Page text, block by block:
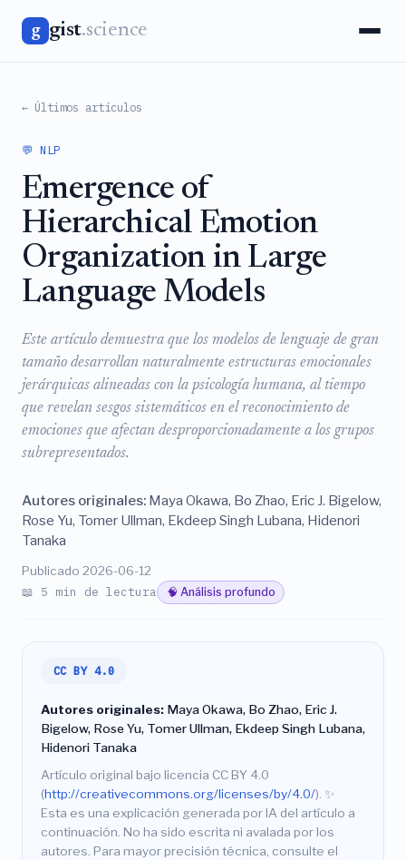
g gist.science
← Últimos artículos
💬 NLP
Emergence of
Hierarchical Emotion
Organization in Large
Language Models
Este artículo demuestra que los modelos de lenguaje de gran
tamaño desarrollan naturalmente estructuras emocionales
jerárquicas alineadas con la psicología humana, al tiempo
que revelan sesgos sistemáticos en el reconocimiento de
emociones que afectan desproporcionadamente a los grupos
subrepresentados.
Autores originales: Maya Okawa, Bo Zhao, Eric J. Bigelow,
Rose Yu, Tomer Ullman, Ekdeep Singh Lubana, Hidenori
Tanaka
Publicado 2026-06-12
📖 5 min de lectura 🧠 Análisis profundo
CC BY 4.0
Autores originales: Maya Okawa, Bo Zhao, Eric J.
Bigelow, Rose Yu, Tomer Ullman, Ekdeep Singh Lubana,
Hidenori Tanaka
Artículo original bajo licencia CC BY 4.0
(http://creativecommons.org/licenses/by/4.0/). ✨
Esta es una explicación generada por IA del artículo a
continuación. No ha sido escrita ni avalada por los
autores. Para mayor precisión técnica, consulte el